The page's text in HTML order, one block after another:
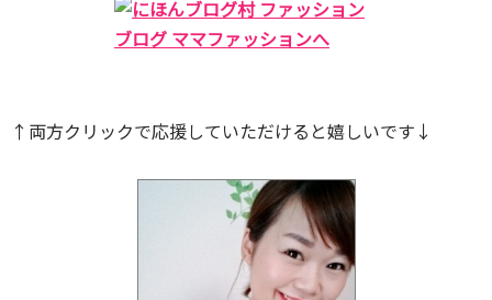
↑両方クリックで応援していただけると嬉しいです↓